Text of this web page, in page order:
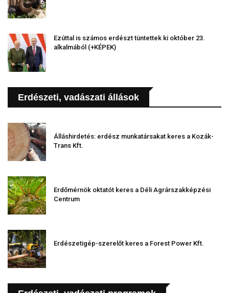
Ezúttal is számos erdészt tüntettek ki október 23.
alkalmából (+KÉPEK)
Erdészeti, vadászati állások
Álláshirdetés: erdész munkatársakat keres a Kozák-
Trans Kft.
Erdőmérnök oktatót keres a Déli Agrárszakképzési
Centrum
Erdészetigép-szerelőt keres a Forest Power Kft.